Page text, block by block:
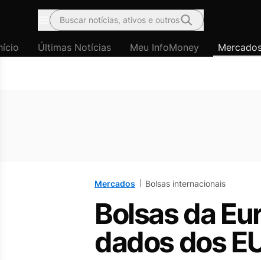
Menu
Buscar notícias, ativos e outros
Últimas Notícias Meu InfoMoney
Mercados Bolsas internacionais
Bolsas da
dados dos